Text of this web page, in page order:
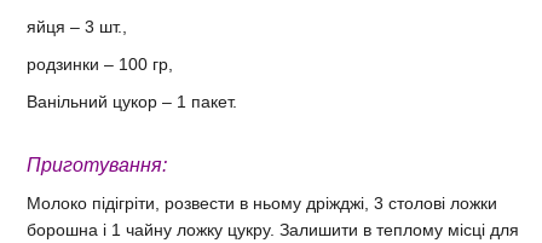
яйця – 3 шт.,
родзинки – 100 гр,
Ванільний цукор – 1 пакет.
Приготування:
Молоко підігріти, розвести в ньому дріжджі, 3 столові ложки
борошна і 1 чайну ложку цукру. Залишити в теплому місці для